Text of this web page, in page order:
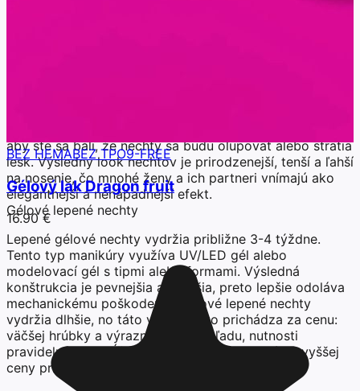
najčastejších rozhodovacích faktorov a zákazníčky sa
aby ste sa báli, že nechty sa budú olupovať alebo stratia
lesk. Výsledný look nechtov je prirodzenejší, tenší a ľahší
na nosenie, čo mnohé ženy a ich partneri vnímajú ako
elegantnejší a nenápadnejší efekt.
Gélové lepené nechty
Lepené gélové nechty vydržia približne 3-4 týždne.
Tento typ manikúry využíva UV/LED gél alebo
modelovací gél s tipmi alebo formami. Výsledná
konštrukcia je pevnejšia a hrubšia, preto lepšie odoláva
mechanickému poškodeniu. Gélové lepené nechty
vydržia dlhšie, no táto výdrž často prichádza za cenu:
väčšej hrúbky a výraznejšieho vzhľadu, nutnosti
pravidelného dopĺňania a opravovania v salóne, vyššej
ceny pri dlhodobom nosení.
BEZ HEMABEZ TPO9-FREE
Gélový lak Dragon fruit
16.90 €